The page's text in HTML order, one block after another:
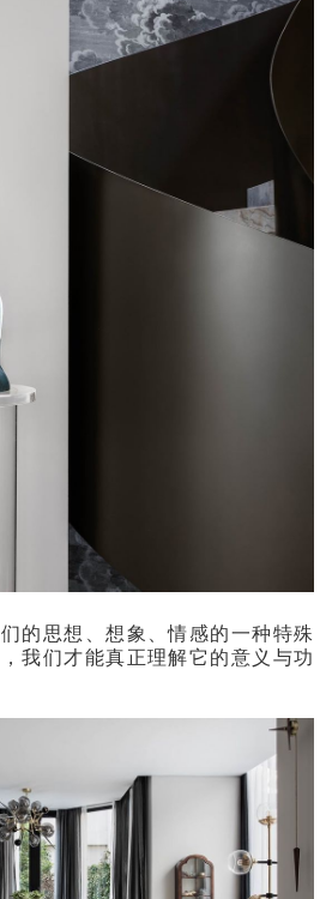
的思想、想象、情感的一种特殊
我们才能真正理解它的意义与功